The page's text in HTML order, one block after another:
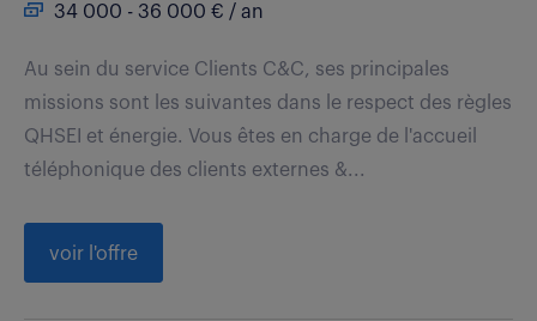
34 000 - 36 000 € / an
Au sein du service Clients C&C, ses principales
missions sont les suivantes dans le respect des règles
QHSEI et énergie. Vous êtes en charge de l'accueil
téléphonique des clients externes &...
voir l'offre